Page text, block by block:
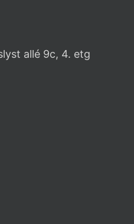
allé 9c, 4. etg